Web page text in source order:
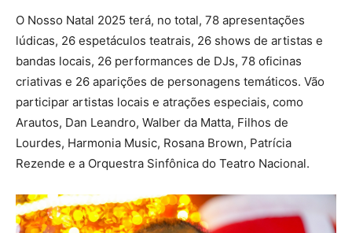
O Nosso Natal 2025 terá, no total, 78 apresentações
lúdicas, 26 espetáculos teatrais, 26 shows de artistas e
bandas locais, 26 performances de DJs, 78 oficinas
criativas e 26 aparições de personagens temáticos. Vão
participar artistas locais e atrações especiais, como
Arautos, Dan Leandro, Walber da Matta, Filhos de
Lourdes, Harmonia Music, Rosana Brown, Patrícia
Rezende e a Orquestra Sinfônica do Teatro Nacional.